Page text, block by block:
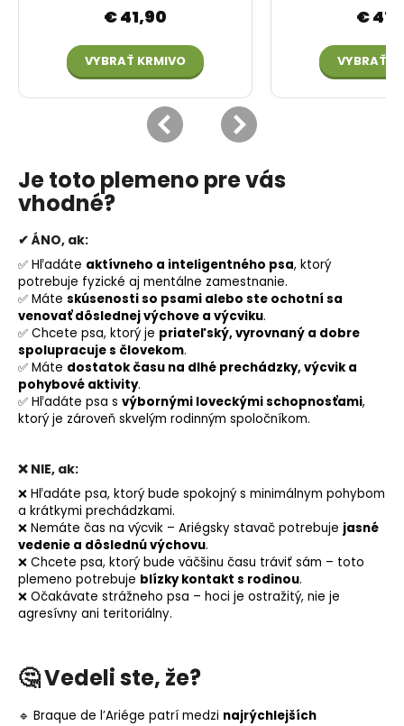
Je toto plemeno pre vás
vhodné?
✔ ÁNO, ak:
✅ Hľadáte aktívneho a inteligentného psa, ktorý
potrebuje fyzické aj mentálne zamestnanie.
✅ Máte skúsenosti so psami alebo ste ochotní sa
venovať dôslednej výchove a výcviku.
✅ Chcete psa, ktorý je priateľský, vyrovnaný a dobre
spolupracuje s človekom.
✅ Máte dostatok času na dlhé prechádzky, výcvik a
pohybové aktivity.
✅ Hľadáte psa s výbornými loveckými schopnosťami,
ktorý je zároveň skvelým rodinným spoločníkom.
❌ NIE, ak:
❌ Hľadáte psa, ktorý bude spokojný s minimálnym pohybom
a krátkymi prechádzkami.
❌ Nemáte čas na výcvik – Ariégsky stavač potrebuje jasné
vedenie a dôslednú výchovu.
❌ Chcete psa, ktorý bude väčšinu času tráviť sám – toto
plemeno potrebuje blízky kontakt s rodinou.
❌ Očakávate strážneho psa – hoci je ostražitý, nie je
agresívny ani teritoriálny.
🤔 Vedeli ste, že?
🔹 Braque de l’Ariége patrí medzi najrýchlejších